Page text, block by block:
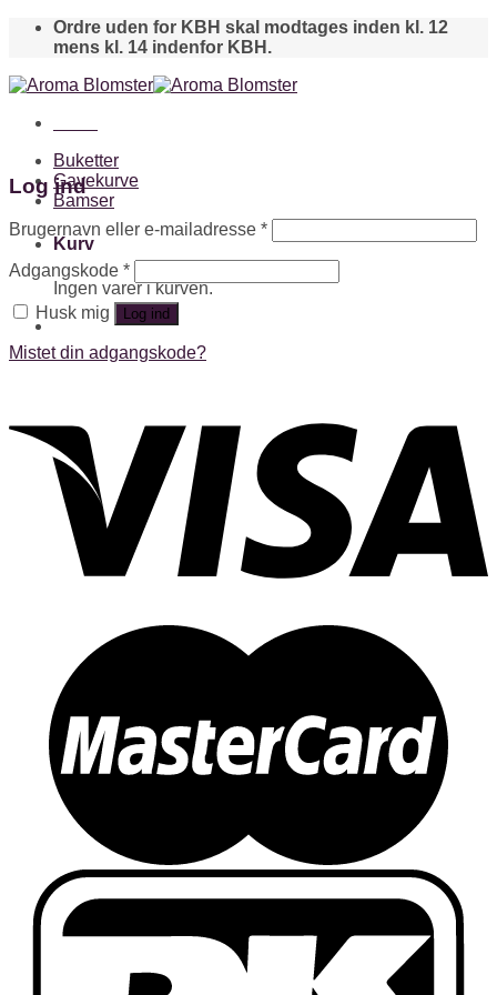
Skip
Ordre uden for KBH skal modtages inden kl. 12
mens kl. 14 indenfor KBH.
Buketter
Gavekurve
Bamser
Kurv
Ingen varer i kurven.
Log ind
Brugernavn eller e-mailadresse *
Adgangskode *
Husk mig Log ind
Mistet din adgangskode?